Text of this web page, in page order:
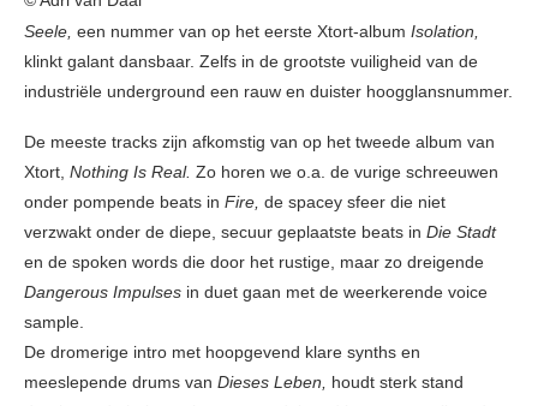
Seele, een nummer van op het eerste Xtort-album Isolation,
klinkt galant dansbaar. Zelfs in de grootste vuiligheid van de
industriële underground een rauw en duister hoogglansnummer.
De meeste tracks zijn afkomstig van op het tweede album van
Xtort, Nothing Is Real. Zo horen we o.a. de vurige schreeuwen
onder pompende beats in Fire, de spacey sfeer die niet
verzwakt onder de diepe, secuur geplaatste beats in Die Stadt
en de spoken words die door het rustige, maar zo dreigende
Dangerous Impulses in duet gaan met de weerkerende voice
sample.
De dromerige intro met hoopgevend klare synths en
meeslepende drums van Dieses Leben, houdt sterk stand